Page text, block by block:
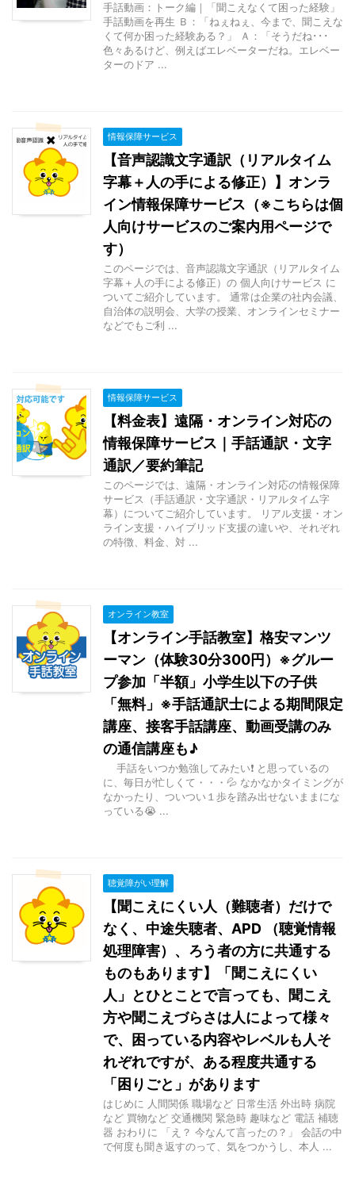
手話動画：トーク編｜「聞こえなくて困った経験」
手話動画を再生 Ｂ：「ねぇねぇ、今まで、聞こえな
くて何か困った経験ある？」 Ａ：「そうだね･･･
色々あるけど、例えばエレベーターだね。エレベー
ターのドア ...
情報保障サービス
【音声認識文字通訳（リアルタイム
字幕＋人の手による修正）】オンラ
イン情報保障サービス（※こちらは個
人向けサービスのご案内用ページで
す）
このページでは、音声認識文字通訳（リアルタイム
字幕＋人の手による修正）の 個人向けサービス に
ついてご紹介しています。 通常は企業の社内会議、
自治体の説明会、大学の授業、オンラインセミナー
などでもご利 ...
情報保障サービス
【料金表】遠隔・オンライン対応の
情報保障サービス｜手話通訳・文字
通訳／要約筆記
このページでは、遠隔・オンライン対応の情報保障
サービス（手話通訳・文字通訳・リアルタイム字
幕）についてご紹介しています。 リアル支援・オン
ライン支援・ハイブリッド支援の違いや、それぞれ
の特徴、料金、対 ...
オンライン教室
【オンライン手話教室】格安マンツ
ーマン（体験30分300円）※グルー
プ参加「半額」小学生以下の子供
「無料」※手話通訳士による期間限定
講座、接客手話講座、動画受講のみ
の通信講座も♪
手話をいつか勉強してみたい❗ と思っているの
に、毎日が忙しくて・・・💦 なかなかタイミングが
なかったり、ついつい１歩を踏み出せないままにな
っている😭 ...
聴覚障がい理解
【聞こえにくい人（難聴者）だけで
なく、中途失聴者、APD （聴覚情報
処理障害）、ろう者の方に共通する
ものもあります】「聞こえにくい
人」とひとことで言っても、聞こえ
方や聞こえづらさは人によって様々
で、困っている内容やレベルも人そ
れぞれですが、ある程度共通する
「困りごと」があります
はじめに 人間関係 職場など 日常生活 外出時 病院
など 買物など 交通機関 緊急時 趣味など 電話 補聴
器 おわりに 「え？ 今なんて言ったの？」 会話の中
で何度も聞き返すのって、気をつかうし、本人 ...